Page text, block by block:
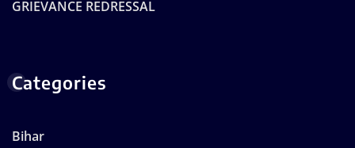
GRIEVANCE REDRESSAL
Categories
Bihar